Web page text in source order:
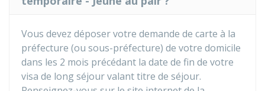
Vous devez déposer votre demande de carte à la
préfecture (ou sous-préfecture) de votre domicile
dans les 2 mois précédant la date de fin de votre
visa de long séjour valant titre de séjour.